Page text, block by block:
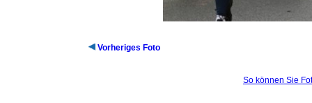
Vorheriges Foto
So können Sie